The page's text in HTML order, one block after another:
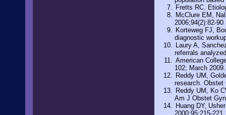
Fretts RC.
McClure EM,
2006;94(2):82-90
Korteweg FJ,
diagnostic
Laury A,
referrals
American
102; March
Reddy UM,
research. Obstet
Reddy UM, Ko
Am J Obstet
Huang DY,
2000;95:215-